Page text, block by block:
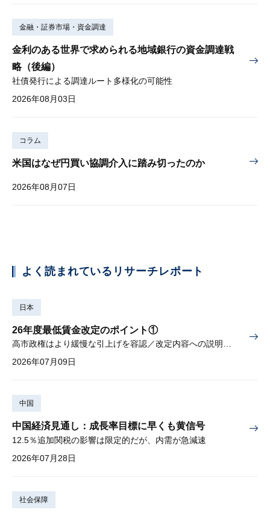
金融・証券市場・資金調達
金利のある世界で求められる地域銀行の資金調達戦
略（後編）
社債発行による調達ルート多様化の可能性
2026年08月03日
コラム
米国はなぜ円買い協調介入に踏み切ったのか
2026年08月07日
よく読まれているリサーチレポート
日本
26年度最低賃金改定のポイント①
高市政権はより緩慢な引上げを容認／改定内容への説明責任が焦点
2026年07月09日
中国
中国経済見通し：成長率目標に早くも黄信号
12.5％追加関税の影響は限定的だが、内需が急減速
2026年07月28日
社会保障